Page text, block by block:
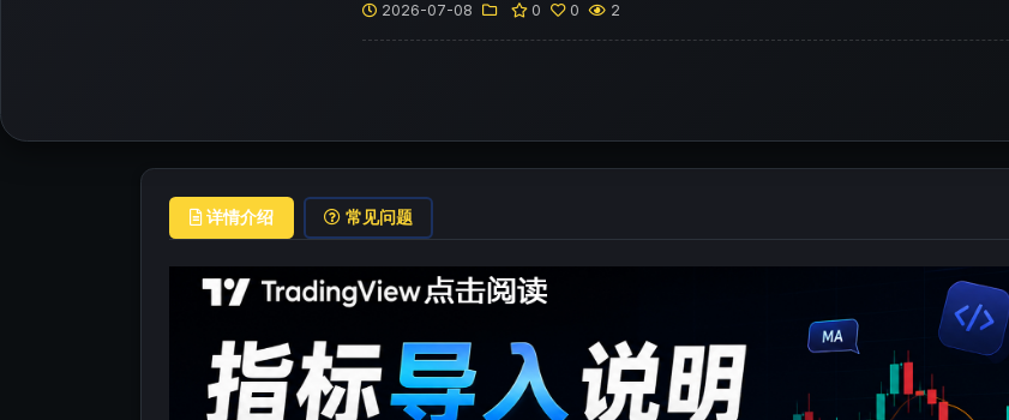
2026-07-08 0 0 2
详情介绍 常见问题